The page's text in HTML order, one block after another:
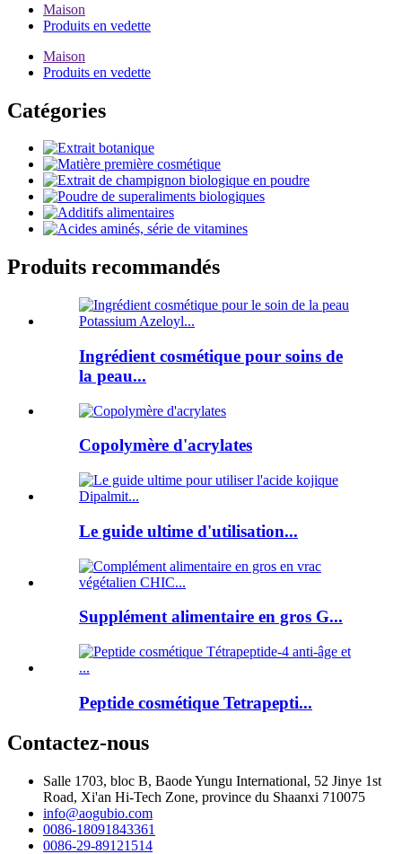
Maison
Produits en vedette
Maison
Produits en vedette
Catégories
Produits recommandés
Ingrédient cosmétique pour soins de
la peau...
Copolymère d'acrylates
Le guide ultime d'utilisation...
Supplément alimentaire en gros G...
Peptide cosmétique Tetrapepti...
Contactez-nous
Salle 1703, bloc B, Baode Yungu International, 52 Jinye 1st
Road, Xi'an Hi-Tech Zone, province du Shaanxi 710075
info@aogubio.com
0086-18091843361
0086-29-89121514